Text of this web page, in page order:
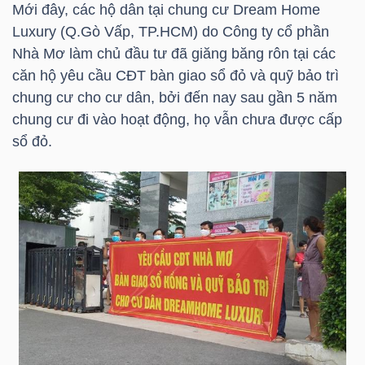
Mới đây, các hộ dân tại chung cư Dream Home
Luxury (Q.Gò Vấp, TP.HCM) do Công ty cổ phần
Nhà Mơ làm chủ đầu tư đã giăng băng rôn tại các
căn hộ yêu cầu CĐT bàn giao sổ đỏ và quỹ bảo trì
chung cư cho cư dân, bởi đến nay sau gần 5 năm
chung cư đi vào hoạt động, họ vẫn chưa được cấp
sổ đỏ.
SINH
TRÁI
PHIẾU
CÔNG
CỤ
ĐẦU
TƯ
XUẤT